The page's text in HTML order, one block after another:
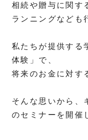
相続や贈与に関す
ランニングなども
私たちが提供する
体験」で、
将来のお金に対す
そんな思いから、
のセミナーを開催